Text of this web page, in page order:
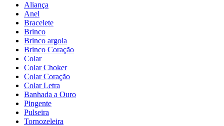
Aliança
Anel
Bracelete
Brinco
Brinco argola
Brinco Coração
Colar
Colar Choker
Colar Coração
Colar Letra
Banhada a Ouro
Pingente
Pulseira
Tornozeleira